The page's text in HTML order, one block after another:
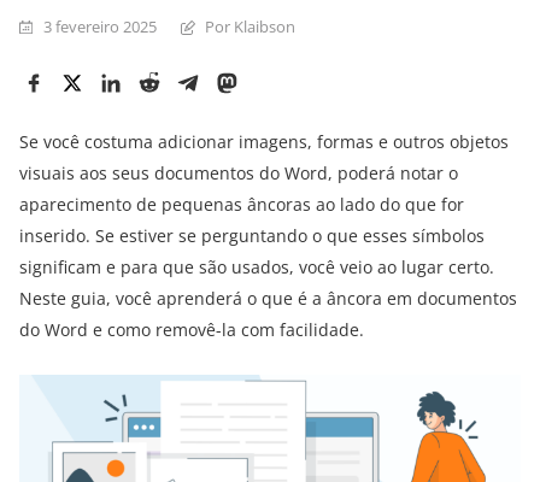
3 fevereiro 2025 Por Klaibson
Se você costuma adicionar imagens, formas e outros objetos
visuais aos seus documentos do Word, poderá notar o
aparecimento de pequenas âncoras ao lado do que for
inserido. Se estiver se perguntando o que esses símbolos
significam e para que são usados, você veio ao lugar certo.
Neste guia, você aprenderá o que é a âncora em documentos
do Word e como removê-la com facilidade.